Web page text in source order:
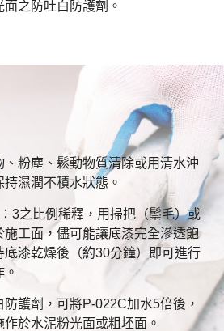
之防吐白防護劑。
、粉塵、鬆動物質清除或用清水沖
濕潤不積水狀態。
3之比例稀釋，用掃把（鬃毛）或
施工面，儘可能讓底漆完全滲透飽
底漆乾燥後（約30分鐘）即可進行
護劑，可將P-022C加水5倍後，
於水泥粉光面或粗坯面。